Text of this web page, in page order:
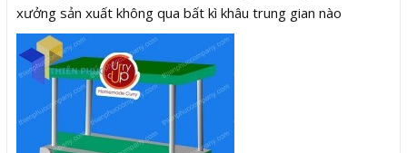
xưởng sản xuất không qua bất kì khâu trung gian nào